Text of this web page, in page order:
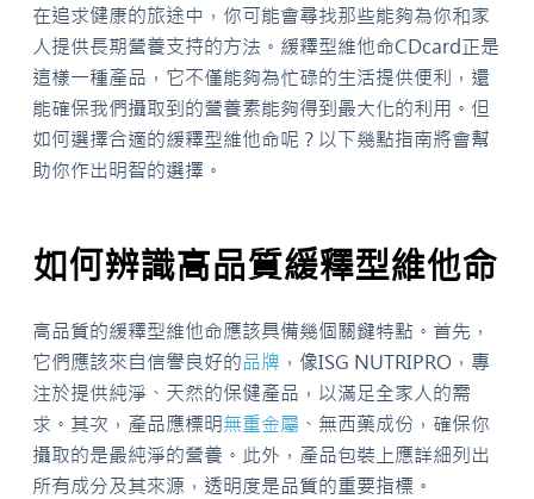
在追求健康的旅途中，你可能會尋找那些能夠為你和家
人提供長期營養支持的方法。緩釋型維他命CDcard正是
這樣一種產品，它不僅能夠為忙碌的生活提供便利，還
能確保我們攝取到的營養素能夠得到最大化的利用。但
如何選擇合適的緩釋型維他命呢？以下幾點指南將會幫
助你作出明智的選擇。
如何辨識高品質緩釋型維他命
高品質的緩釋型維他命應該具備幾個關鍵特點。首先，
它們應該來自信譽良好的品牌 ，像ISG NUTRIPRO，專
注於提供純淨、天然的保健產品，以滿足全家人的需
求。其次，產品應標明無重金屬 、無西藥成份，確保你
攝取的是最純淨的營養。此外，產品包裝上應詳細列出
所有成分及其來源，透明度是品質的重要指標。